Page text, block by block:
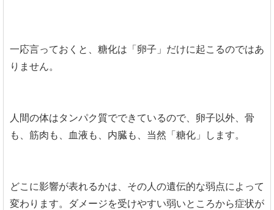
一応言っておくと、糖化は「卵子」だけに起こるのではあ
りません。
人間の体はタンパク質でできているので、卵子以外、骨
も、筋肉も、血液も、内臓も、当然「糖化」します。
どこに影響が表れるかは、その人の遺伝的な弱点によって
変わります。ダメージを受けやすい弱いところから症状が